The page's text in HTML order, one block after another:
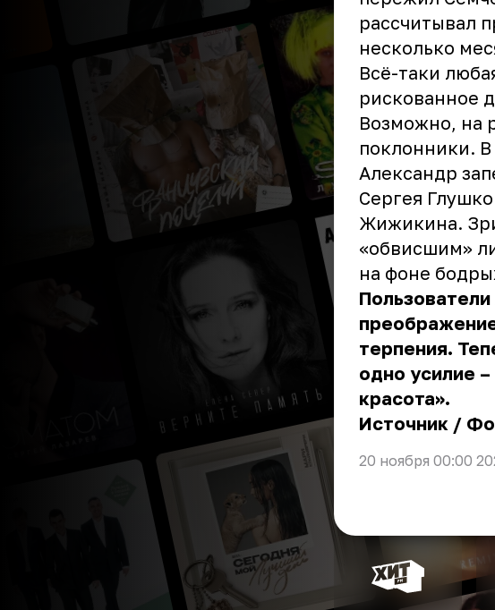
рассчитывал
несколько
Всё-таки
рискованное
Возможно, на
поклонники.
Александр
Сергея
Жижикина.
«обвисшим»
на фоне
терпения.
одно усилие
красота».
Источник /
20 ноября 00:00